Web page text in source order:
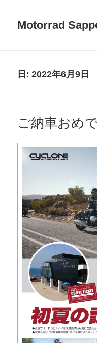
Motorrad
日:2022年6月9日
ご納車おめ